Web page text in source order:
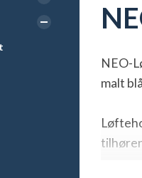
NEO-
malt